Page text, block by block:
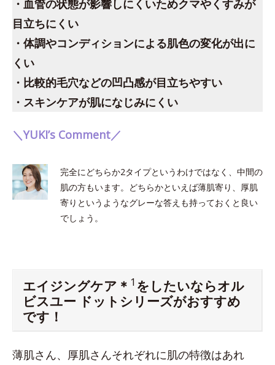
・血管の状態が影響しにくいためクマやくすみが
目立ちにくい
・体調やコンディションによる肌色の変化が出に
くい
・比較的毛穴などの凹凸感が目立ちやすい
・スキンケアが肌になじみにくい
＼YUKI’s Comment／
完全にどちらか2タイプというわけではなく、中間の
肌の方もいます。どちらかといえば薄肌寄り、厚肌
寄りというようなグレーな答えも持っておくと良い
でしょう。
エイジングケア＊ 1 をしたいならオル
ビスユー ドットシリーズがおすすめ
です！
薄肌さん、厚肌さんそれぞれに肌の特徴はあれ